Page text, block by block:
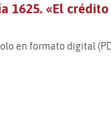
1625. «El crédito
en formato digital